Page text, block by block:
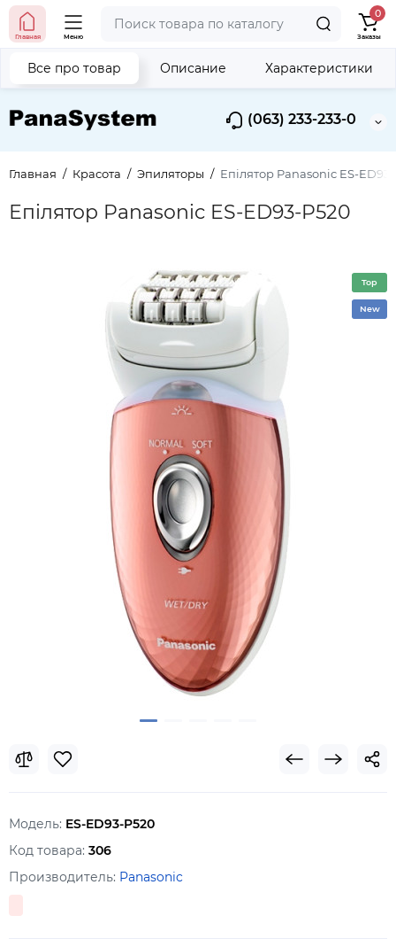
(063) 233-233-0
Главная Меню
0
Заказы
Главная Красота Эпиляторы Епілятор Panasonic ES-
Епілятор Panasonic ES-ED93-P520
Все про товар Описание Характеристики
Top
New
Модель: ES-ED93-P520
Код товара: 306
Производитель: Panasonic